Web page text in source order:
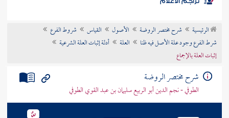
موضوعي
تراجم الأعلام
الرئيسية شرح مختصر الروضة الأصول القياس
شروط الفرع
شرط الفرع وجود علة الأصل فيه ظنا
العلة
أدلة إثبات العلة الشرعية
إثبات العلة بالإجماع
شرح مختصر الروضة
الطوفي - نجم الدين أبو الربيع سليمان بن عبد القوي الطوفي